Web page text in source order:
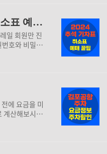
지급받게 됩
산해보세
2024추석 기차표 예매, 취소표 예매 꿀팁
일 회원만 진
호와 비밀번
가기👆 추석
리므로 미리
기차표 잔여
저 진행되므
예매 진행하면
에 요금을 미
계산해보시고
미리계산
등록을 미리